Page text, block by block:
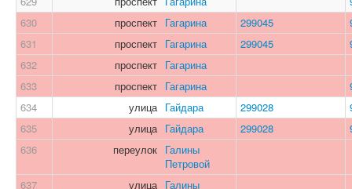
630
проспект Гагарина 299045
631
проспект Гагарина 299045
632
проспект Гагарина
633
проспект Гагарина
634
улица Гайдара 299028
635
улица Гайдара 299028
636
переулок Галины
Петровой
637
улица Галины